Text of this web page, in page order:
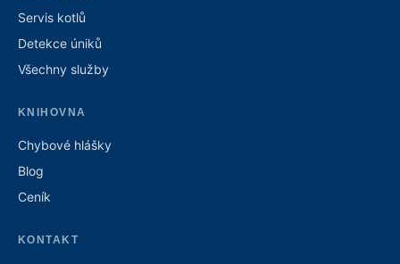
Servis kotlů
Detekce úniků
Všechny služby
KNIHOVNA
Chybové hlášky
Blog
Ceník
KONTAKT